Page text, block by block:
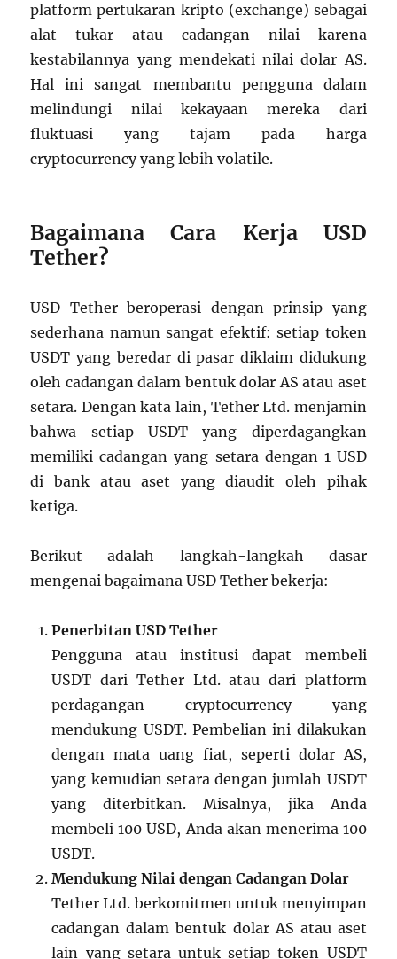
platform pertukaran kripto (exchange) sebagai
alat tukar atau cadangan nilai karena
kestabilannya yang mendekati nilai dolar AS.
Hal ini sangat membantu pengguna dalam
melindungi nilai kekayaan mereka dari
fluktuasi yang tajam pada harga
cryptocurrency yang lebih volatile.
Bagaimana Cara Kerja USD
Tether?
USD Tether beroperasi dengan prinsip yang
sederhana namun sangat efektif: setiap token
USDT yang beredar di pasar diklaim didukung
oleh cadangan dalam bentuk dolar AS atau aset
setara. Dengan kata lain, Tether Ltd. menjamin
bahwa setiap USDT yang diperdagangkan
memiliki cadangan yang setara dengan 1 USD
di bank atau aset yang diaudit oleh pihak
ketiga.
Berikut adalah langkah-langkah dasar
mengenai bagaimana USD Tether bekerja:
Penerbitan USD Tether
Pengguna atau institusi dapat membeli
USDT dari Tether Ltd. atau dari platform
perdagangan cryptocurrency yang
mendukung USDT. Pembelian ini dilakukan
dengan mata uang fiat, seperti dolar AS,
yang kemudian setara dengan jumlah USDT
yang diterbitkan. Misalnya, jika Anda
membeli 100 USD, Anda akan menerima 100
USDT.
Mendukung Nilai dengan Cadangan Dolar
Tether Ltd. berkomitmen untuk menyimpan
cadangan dalam bentuk dolar AS atau aset
lain yang setara untuk setiap token USDT